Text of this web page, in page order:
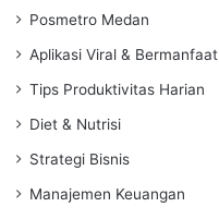
Posmetro Medan
Aplikasi Viral & Bermanfaat
Tips Produktivitas Harian
Diet & Nutrisi
Strategi Bisnis
Manajemen Keuangan